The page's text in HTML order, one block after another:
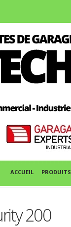
ACCUEIL PRODUITS
200